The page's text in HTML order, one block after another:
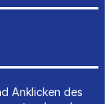
Anklicken des